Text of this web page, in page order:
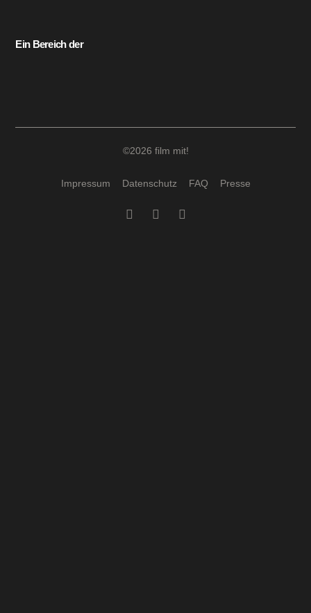
Ein Bereich der
©2026 film mit!
Impressum Datenschutz FAQ Presse